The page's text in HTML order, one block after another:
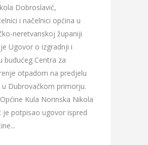
Dobroslavić,
i načelnici općina u
neretvanskoj županiji
Ugovor o izgradnji i
budućeg Centra za
otpadom na predjelu
u Dubrovačkom primorju.
Kula Norinska Nikola
je potpisao ugovor ispred